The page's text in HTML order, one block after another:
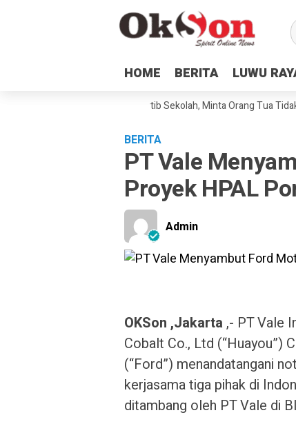
HOME BERITA LUWU
HOME BERITA LUWU
Malili Sampaikan Tata Tertib Sekolah, Minta Orang Tua Tidak
BERITA
PT Vale
Proyek HPAL
Admin
OKSon ,Jakarta ,- PT Vale
Cobalt Co., Ltd (“Huayou”)
(“Ford”) menandatangani
kerjasama tiga pihak di
ditambang oleh PT Vale di